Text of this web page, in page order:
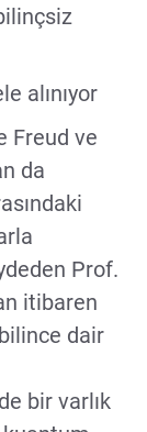
alınıyor
Freud ve
da
Prof.
itibaren
dair
bir varlık